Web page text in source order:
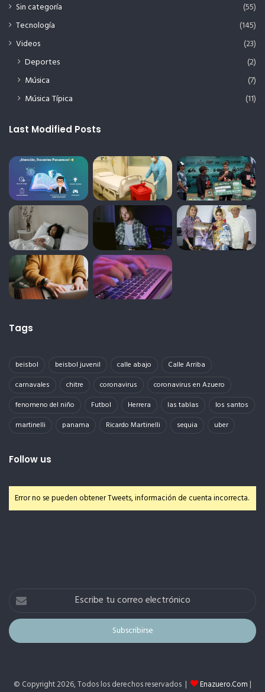
Sin categoría
(55)
Tecnología
(145)
Videos
(23)
Deportes
(2)
Música
(7)
Música Típica
(11)
Last Modified Posts
Tags
beisbol beisbol juvenil calle abajo
Calle Arriba
carnavales
chitre coronavirus
coronavirus en Azuero
fenomeno del niño
Futbol Herrera las tablas
los santos
martinelli
panama Ricardo Martinelli sequia uber
Follow us
Error no se pueden obtener Tweets, información de cuenta incorrecta.
Escribe
correo
electrónico
© Copyright 2026, Todos los derechos reservados | Enazuero.Com |